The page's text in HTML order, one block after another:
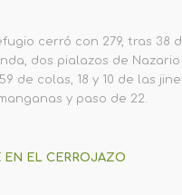
cerró con 279, tras 38
dos pialazos de
de colas, 18 y 10 de las
y paso de 22.
EN EL CERROJAZO